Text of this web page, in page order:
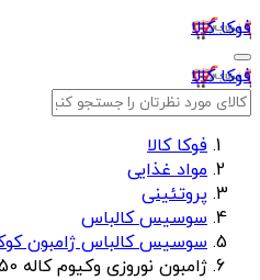
فوکا کالا
فوکا کالا
فوکا کالا
مواد غذایی
پروتئینی
سوسیس کالباس
سوسیس کالباس ژامبون
ژامبون نوروزی وکیوم کاله 250 گرم